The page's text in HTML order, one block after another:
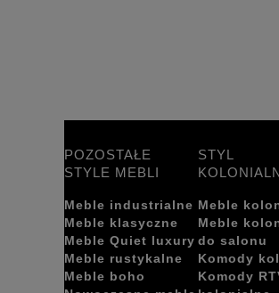
POZOSTAŁE
STYLE MEBLI
Meble industrialne
Meble klasyczne
Meble Quiet luxury
Meble rustykalne
Meble boho
STYL
Meble
Meble
do salonu
Komody
Komody